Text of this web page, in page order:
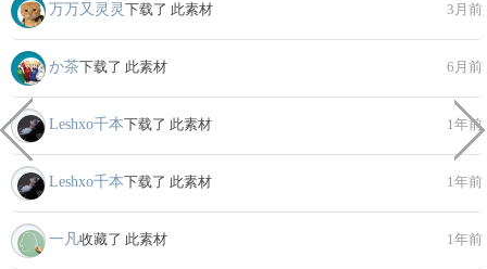
万万又灵灵 下载了 此素材 3月前
か茶下载了 此素材 6月前
Leshxo千本下载了 此素材 1年前
Leshxo千本下载了 此素材 1年前
一凡收藏了 此素材 1年前